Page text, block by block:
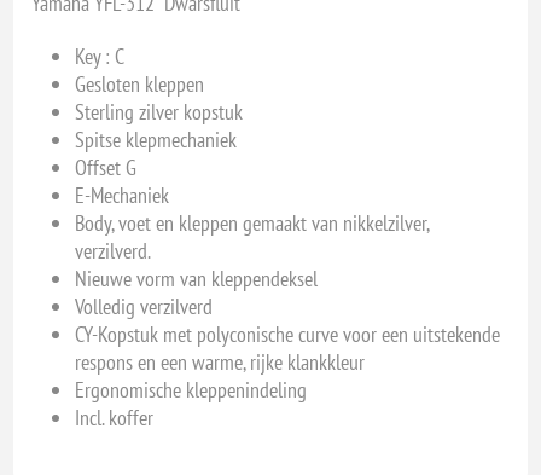
Key : C
Gesloten kleppen
Sterling zilver kopstuk
Spitse klepmechaniek
Offset G
E-Mechaniek
Body, voet en kleppen gemaakt van nikkelzilver,
verzilverd.
Nieuwe vorm van kleppendeksel
Volledig verzilverd
CY-Kopstuk met polyconische curve voor een uitstekende
respons en een warme, rijke klankkleur
Ergonomische kleppenindeling
Incl. koffer